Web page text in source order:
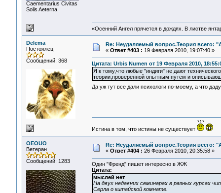
Сaementarius Civitas
Solis Aeterna
«Осенний Ангел прячется в дождях. В листве
Delema
Постоялец
Сообщений: 368
Re: Неудаляемый вопрос.Теория всего:
« Ответ #403 : 19 Февраля 2010, 19:07:40 »
Цитата: Urbis Numen от 19 Февраля 2010,
Я к тому,что любые "индиги" не дают
теории,проверенной опытным путем и
Да уж тут все дали психологи по-моему, а что
Истина в том, что истины не существует
OEOUO
Ветеран
Сообщений: 1283
Re: Неудаляемый вопрос.Теория всего:
« Ответ #404 : 26 Февраля 2010, 20:35:58 »
Один "Френд" пишет интересно в ЖЖ
Цитата:
мыслей нет
На двух недавних семинарах в разных курсах
Серла о китайской комнате.